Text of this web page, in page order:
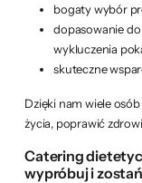
bogaty wybór
dopasowanie
wykluczenia
skuteczne
Dzięki nam wiele
życia, poprawić
Catering
wypróbuj i zostań